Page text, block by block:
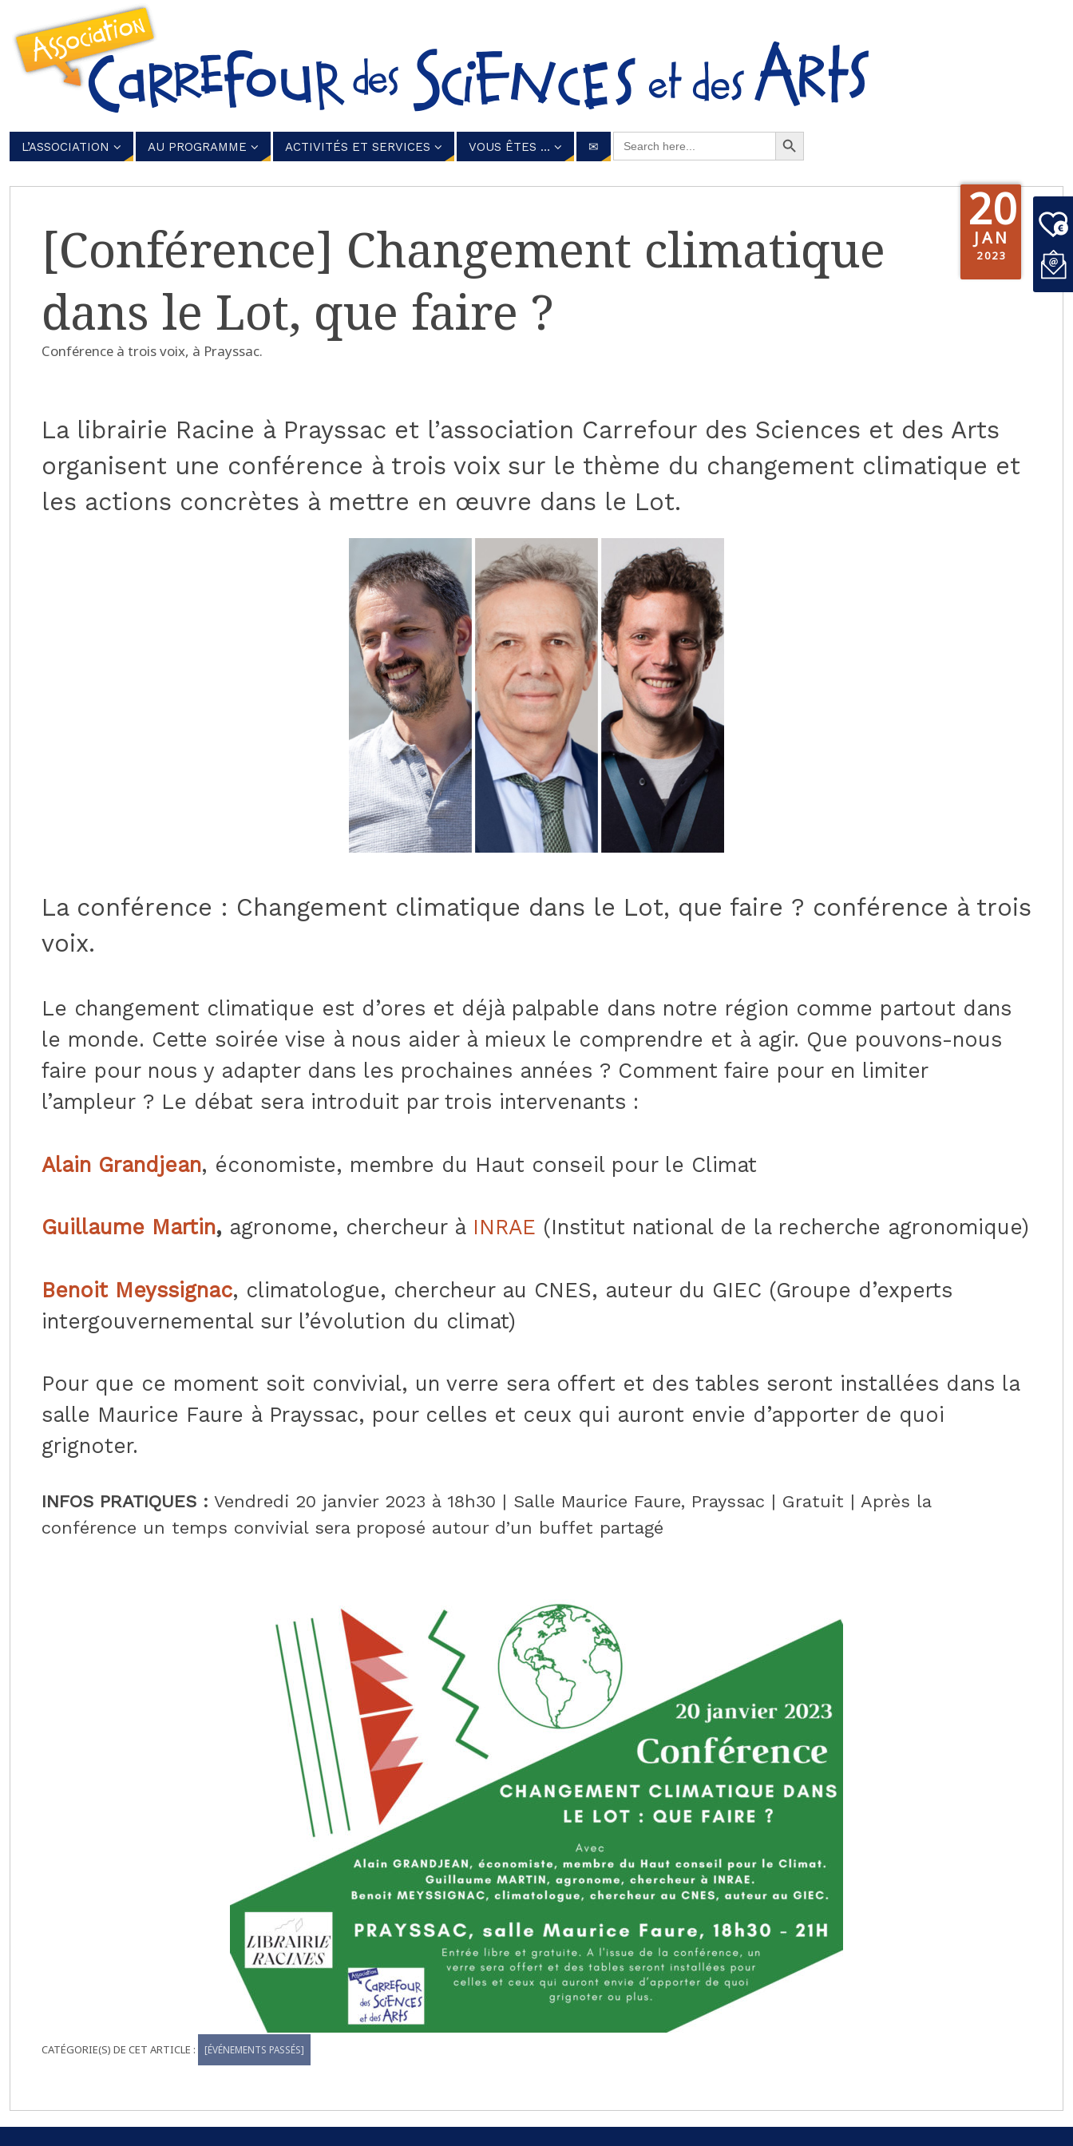
L’ASSOCIATION AU PROGRAMME ACTIVITÉS ET SERVICES VOUS ÊTES … ✉
Search for: Search Button
20
JAN
2023
[Conférence] Changement climatique
dans le Lot, que faire ?
Conférence à trois voix, à Prayssac.
La librairie Racine à Prayssac et l’association Carrefour des Sciences et des Arts
organisent une conférence à trois voix sur le thème du changement climatique et
les actions concrètes à mettre en œuvre dans le Lot.
La conférence : Changement climatique dans le Lot, que faire ? conférence à trois
voix.
Le changement climatique est d’ores et déjà palpable dans notre région comme partout dans
le monde. Cette soirée vise à nous aider à mieux le comprendre et à agir. Que pouvons-nous
faire pour nous y adapter dans les prochaines années ? Comment faire pour en limiter
l’ampleur ? Le débat sera introduit par trois intervenants :
Alain Grandjean, économiste, membre du Haut conseil pour le Climat
Guillaume Martin, agronome, chercheur à INRAE (Institut national de la recherche agronomique)
Benoit Meyssignac, climatologue, chercheur au CNES, auteur du GIEC (Groupe d’experts
intergouvernemental sur l’évolution du climat)
Pour que ce moment soit convivial, un verre sera offert et des tables seront installées dans la
salle Maurice Faure à Prayssac, pour celles et ceux qui auront envie d’apporter de quoi
grignoter.
INFOS PRATIQUES : Vendredi 20 janvier 2023 à 18h30 | Salle Maurice Faure, Prayssac | Gratuit | Après la
conférence un temps convivial sera proposé autour d’un buffet partagé
[ÉVÉNEMENTS PASSÉS]